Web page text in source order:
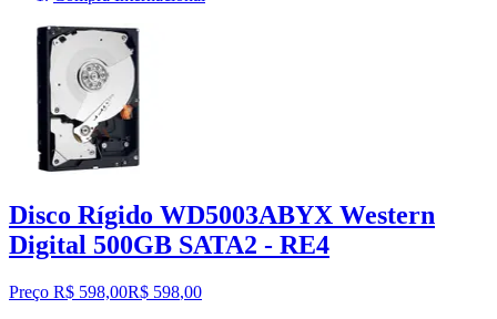
Disco Rígido WD5003ABYX Western
Digital 500GB SATA2 - RE4
Preço R$ 598,00R$ 598,00